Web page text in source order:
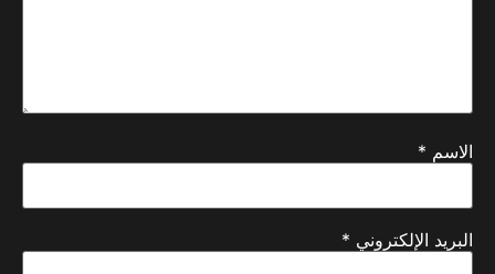
الاسم *
البريد الإلكتروني *